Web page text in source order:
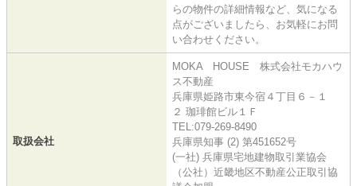
らの物件の詳細情報など、気になる
点がございましたら、お気軽にお問
い合わせください。
取扱会社
MOKA HOUSE 株式会社モカハウ
ス不動産
兵庫県姫路市東今宿４丁目６－１
２ 珈琲館ビル１Ｆ
TEL:079-269-8490
兵庫県知事 (2) 第451652号
(一社) 兵庫県宅地建物取引業協会
（公社）近畿地区不動産公正取引協